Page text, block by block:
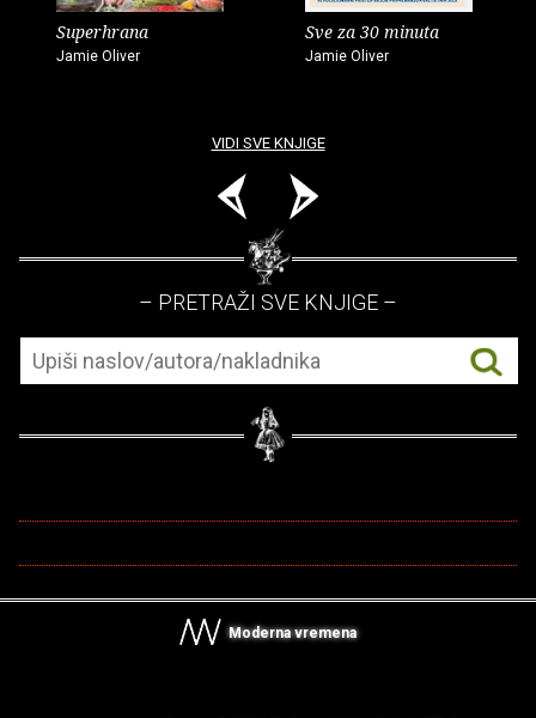
Superhrana
Jamie Oliver
Sve za 30 minuta
Jamie Oliver
VIDI SVE KNJIGE
– PRETRAŽI SVE KNJIGE –
Moderna vremena